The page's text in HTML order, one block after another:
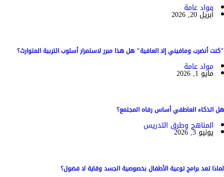
مواد عامة
أبريل 20, 2026
"كنت أنضرب ومافيني إلا العافية" هل هذا مبرر لاستمرار أسلوب التربية المتوارث؟
مواد عامة
مايو 1, 2026
هل الذكاء العاطفي أساس رفاه المجتمع؟
المناهج وطرق التدريس
يونيو 3, 2026
لماذا تعد برامج توعية الأطفال بخصوصية الجسد وقاية لا فضول؟